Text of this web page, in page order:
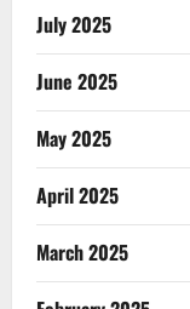
July 2025
June 2025
May 2025
April 2025
March 2025